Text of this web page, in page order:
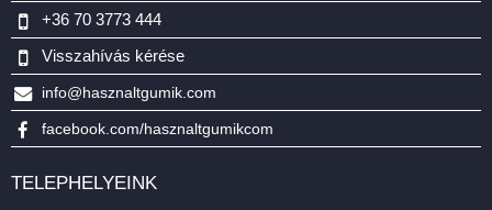
+36 70 3773 444
Visszahívás kérése
info@hasznaltgumik.com
facebook.com/hasznaltgumikcom
TELEPHELYEINK